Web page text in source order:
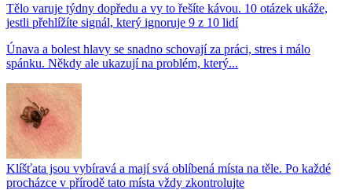
Tělo varuje týdny dopředu a vy to řešíte kávou. 10 otázek ukáže,
jestli přehlížíte signál, který ignoruje 9 z 10 lidí
Únava a bolest hlavy se snadno schovají za práci, stres i málo
spánku. Někdy ale ukazují na problém, který...
Klíšťata jsou vybíravá a mají svá oblíbená místa na těle. Po každé
procházce v přírodě tato místa vždy zkontrolujte